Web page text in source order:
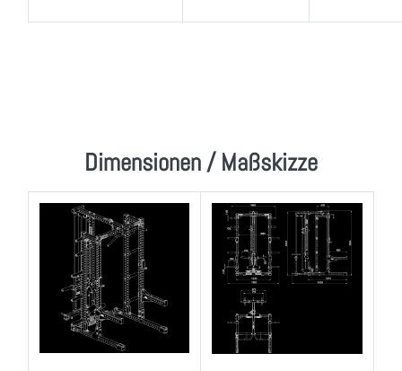
Dimensionen / Maßskizze